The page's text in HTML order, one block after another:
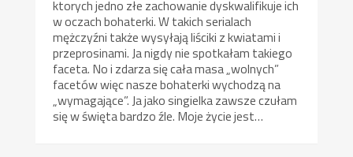
ktorych jedno złe zachowanie dyskwalifikuje ich
w oczach bohaterki. W takich serialach
mężczyźni także wysyłają liściki z kwiatami i
przeprosinami. Ja nigdy nie spotkałam takiego
faceta. No i zdarza się cała masa „wolnych”
facetów więc nasze bohaterki wychodzą na
„wymagające”. Ja jako singielka zawsze czułam
się w święta bardzo źle. Moje życie jest…